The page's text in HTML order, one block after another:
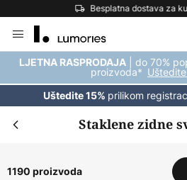
Besplatna dostava za
to
Content
LJETNA RASPRODAJA | do 70%
proizvoda*
Uštedite 15% prilikom
Staklene zidne
1190 proizvoda